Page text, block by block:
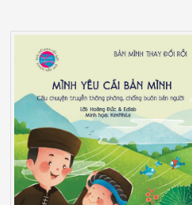
Bản Mình Thay Đổi Rồi: Mình
Yêu Cái Bản Mình